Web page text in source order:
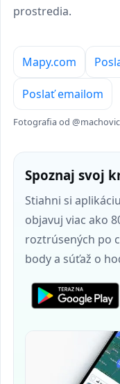
prostredia.
Mapy.com
Poslať emailom
Fotografia od
Spoznaj svoj
Stiahni si aplikáciu
objavuj viac ako
roztrúsených po
body a súťaž o